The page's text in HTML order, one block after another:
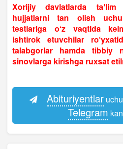
Xorijiy davlatlarda taʼlim
hujjatlarni tan olish
testlariga o‘z vaqtida
ishtirok etuvchilar
talabgorlar hamda tibbiy
sinovlarga kirishga ruxsat
Abituriyentlar
Telegram